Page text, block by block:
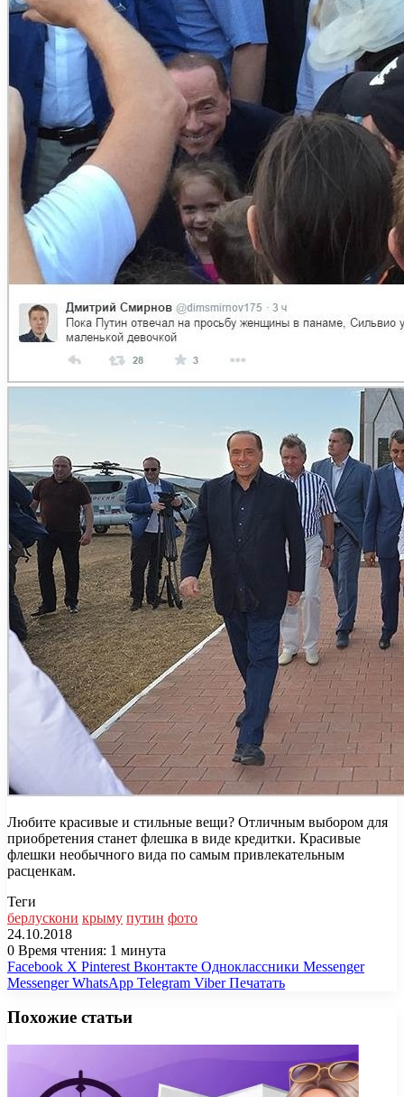
Любите красивые и стильные вещи? Отличным выбором для
приобретения станет флешка в виде кредитки. Красивые
флешки необычного вида по самым привлекательным
расценкам.
Теги
берлускони крыму путин фото
24.10.2018
0 Время чтения: 1 минута
Facebook X Pinterest Вконтакте Одноклассники Messenger
Messenger WhatsApp Telegram Viber Печатать
Похожие статьи